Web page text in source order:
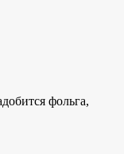
фольга,